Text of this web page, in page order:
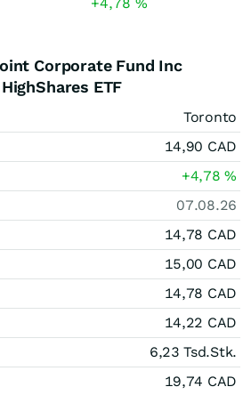
Corporate Fund Inc
ETF
Toronto
14,90 CAD
+4,78%
07.08.26
14,78 CAD
15,00 CAD
14,78 CAD
14,22 CAD
6,23 Tsd.Stk.
19,74 CAD